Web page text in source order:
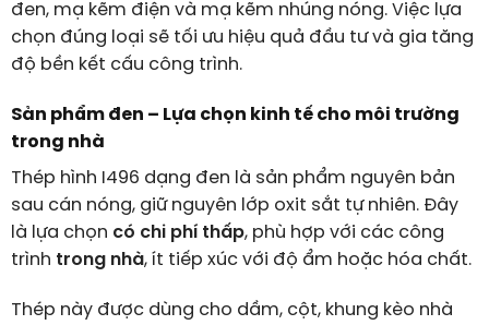
đen, mạ kẽm điện và mạ kẽm nhúng nóng. Việc lựa
chọn đúng loại sẽ tối ưu hiệu quả đầu tư và gia tăng
độ bền kết cấu công trình.
Sản phẩm đen – Lựa chọn kinh tế cho môi trường
trong nhà
Thép hình I496 dạng đen là sản phẩm nguyên bản
sau cán nóng, giữ nguyên lớp oxit sắt tự nhiên. Đây
là lựa chọn có chi phí thấp, phù hợp với các công
trình trong nhà, ít tiếp xúc với độ ẩm hoặc hóa chất.
Thép này được dùng cho dầm, cột, khung kèo nhà